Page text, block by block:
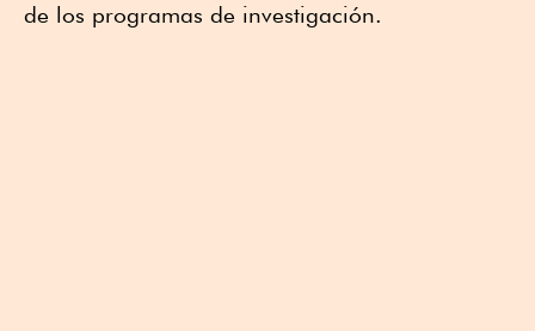
de los programas de investigación.